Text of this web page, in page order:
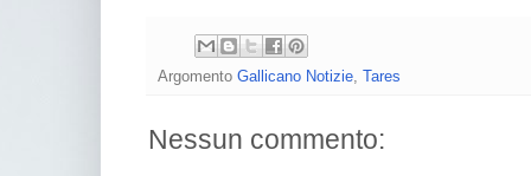
Argomento Gallicano Notizie, Tares
Nessun commento: